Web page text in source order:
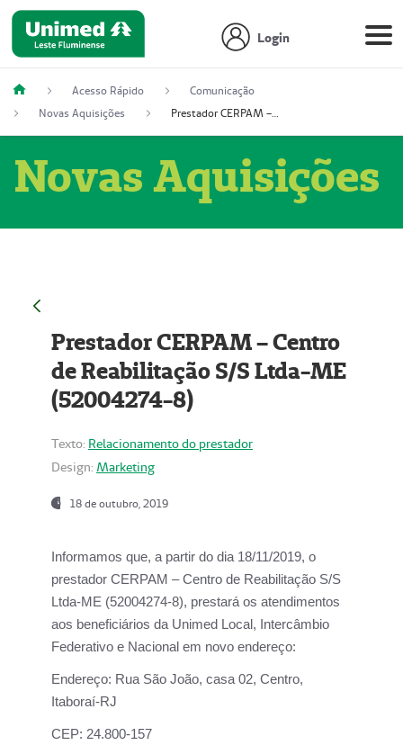
Login
Acesso Rápido
Comunicação
Novas Aquisições
Prestador CERPAM – Centro de Reabilitação S/S Ltda-ME (52004274-8)
Novas Aquisições
Prestador CERPAM – Centro
de Reabilitação S/S Ltda-ME
(52004274-8)
Texto: Relacionamento do prestador
Design: Marketing
18 de outubro, 2019
Informamos que, a partir do dia 18/11/2019, o
prestador CERPAM – Centro de Reabilitação S/S
Ltda-ME (52004274-8), prestará os atendimentos
aos beneficiários da Unimed Local, Intercâmbio
Federativo e Nacional em novo endereço:
Endereço: Rua São João, casa 02, Centro,
Itaboraí-RJ
CEP: 24.800-157